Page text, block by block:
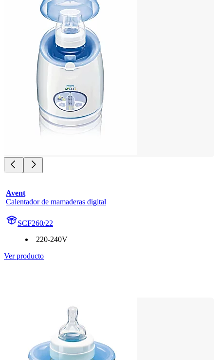
Avent
Calentador de mamaderas digital
SCF260/22
220-240V
Ver producto